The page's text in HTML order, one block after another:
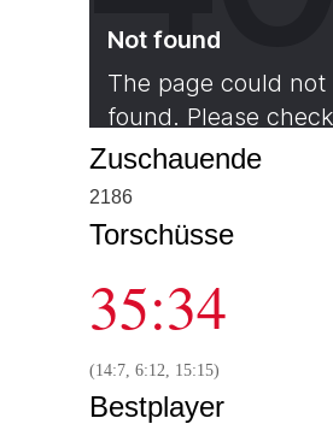
Zuschauende
2186
Torschüsse
35:34
(14:7, 6:12, 15:15)
Bestplayer